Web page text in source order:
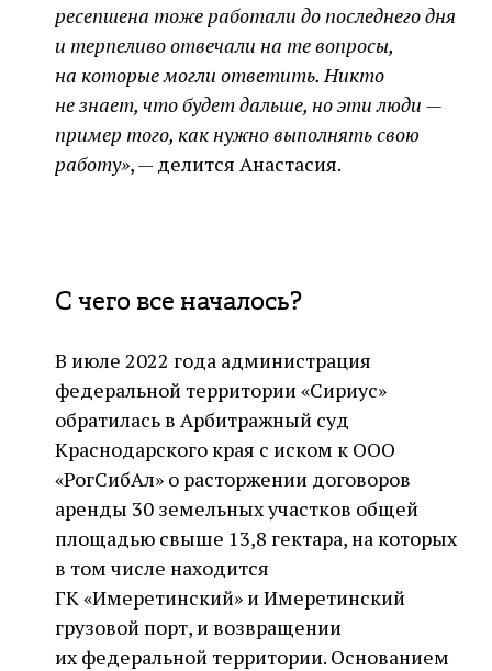
ресепшена тоже работали до последнего дня
и терпеливо отвечали на те вопросы,
на которые могли ответить. Никто
не знает, что будет дальше, но эти люди —
пример того, как нужно выполнять свою
работу», — делится Анастасия.
С чего все началось?
В июле 2022 года администрация
федеральной территории «Сириус»
обратилась в Арбитражный суд
Краснодарского края с иском к ООО
«РогСибАл» о расторжении договоров
аренды 30 земельных участков общей
площадью свыше 13,8 гектара, на которых
в том числе находится
ГК «Имеретинский» и Имеретинский
грузовой порт, и возвращении
их федеральной территории. Основанием